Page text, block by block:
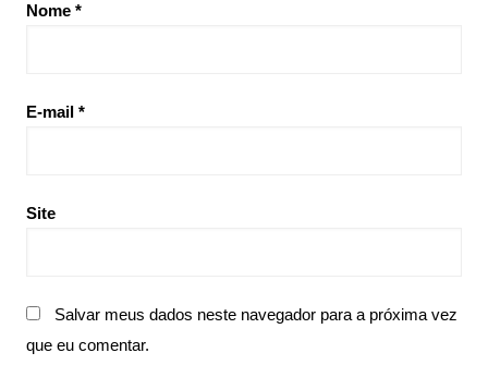
Nome *
E-mail *
Site
Salvar meus dados neste navegador para a próxima vez
que eu comentar.